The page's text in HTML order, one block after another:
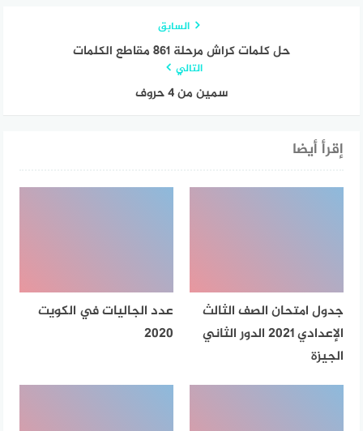
السابق
حل كلمات كراش مرحلة ٨٦١ مقاطع الكلمات
التالي
سمين من 4 حروف
إقرأ أيضا
جدول امتحان الصف الثالث
الإعدادي 2021 الدور الثاني
الجيزة
عدد الجاليات في الكويت
2020